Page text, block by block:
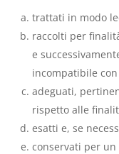
trattati in modo
raccolti per
e
incompatibile
adeguati,
rispetto alle
esatti e, se
conservati per